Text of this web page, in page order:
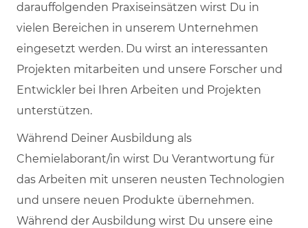
darauffolgenden Praxiseinsätzen wirst Du in
vielen Bereichen in unserem Unternehmen
eingesetzt werden. Du wirst an interessanten
Projekten mitarbeiten und unsere Forscher und
Entwickler bei Ihren Arbeiten und Projekten
unterstützen.
Während Deiner Ausbildung als
Chemielaborant/in wirst Du Verantwortung für
das Arbeiten mit unseren neusten Technologien
und unsere neuen Produkte übernehmen.
Während der Ausbildung wirst Du unsere eine